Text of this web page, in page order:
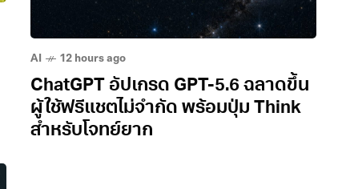
AI 12 hours ago
ChatGPT อัปเกรด GPT-5.6 ฉลาดขึ้น
ผู้ใช้ฟรีแชตไม่จำกัด พร้อมปุ่ม Think
สำหรับโจทย์ยาก